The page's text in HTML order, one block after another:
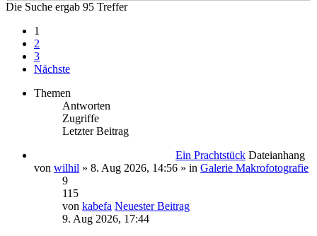
Die Suche ergab 95 Treffer
1
2
3
Nächste
Themen
Antworten
Zugriffe
Letzter Beitrag
Ein Prachtstück Dateianhang
von wilhil » 8. Aug 2026, 14:56 » in Galerie Makrofotografie
9
115
von kabefa Neuester Beitrag
9. Aug 2026, 17:44